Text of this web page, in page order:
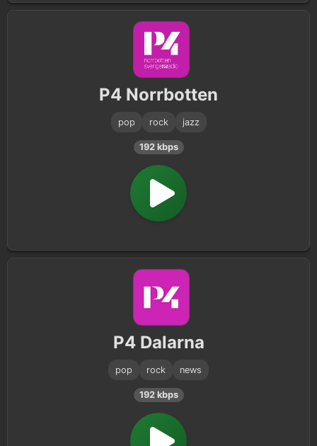
P4 Norrbotten
pop rock jazz
192 kbps
P4 Dalarna
pop rock news
192 kbps